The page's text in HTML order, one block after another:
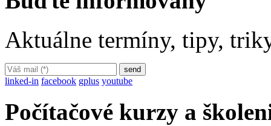
Aktuálne termíny, tipy,
linked-in facebook gplus youtube
Počítačové kurzy a